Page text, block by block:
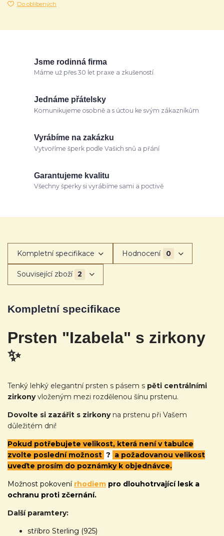
Do oblíbených
Jsme rodinná firma
Máme už přes 30 let praxe a zkušeností
Jednáme přátelsky
Komunikujeme osobně a s úctou ke svým zákazníkům
Vyrábíme na zakázku
Vytvoříme šperk podle Vašich snů a přání
Garantujeme kvalitu
Všechny šperky si vyrábíme sami a poctivě
Kompletní specifikace Hodnocení 0
Související zboží 2
Kompletní specifikace
Prsten "Izabela" s zirkony
✨
Tenký lehký elegantní prsten s pásem s pěti centrálními
zirkonyvloženým mezi rozdělenou šínu prstenu.
Dovolte si zazářit s zirkonyna prstenu při Vašem
důležitém dni!
Pokud potřebujete velikost, která není v tabulce
zvolte poslední možnost ? a požadovanou velikost
uveďte prosím do poznámky k objednávce.
Možnost pokovení rhodiem pro dlouhotrvající lesk a
ochranu proti zčernání.
Další paramtery:
stříbro Sterling (925)